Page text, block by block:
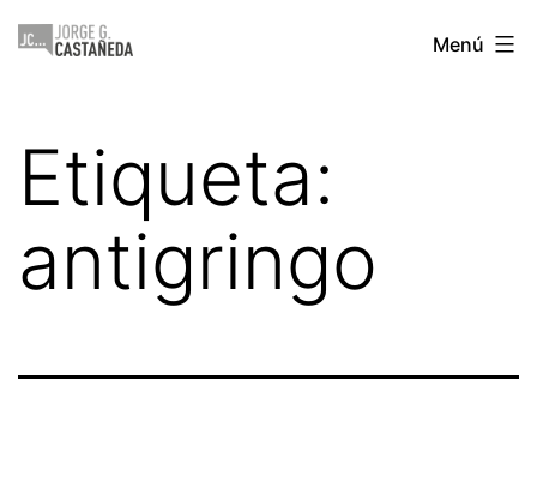
Saltar
Jorge
Menú
Etiqueta:
antigringo